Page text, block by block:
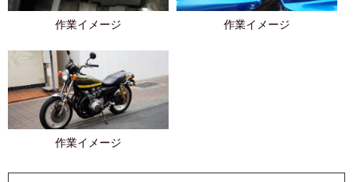
作業イメージ 作業イメージ
作業イメージ